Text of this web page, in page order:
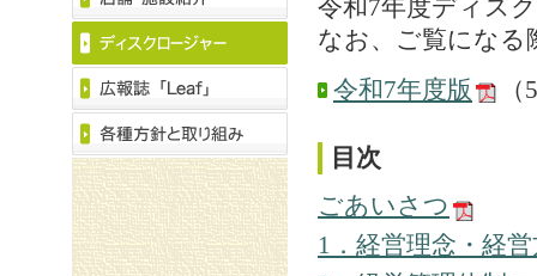
令和7年度ディス
なお、ご覧になる
令和7年度版
目次
ごあいさつ
1．経営理念・経